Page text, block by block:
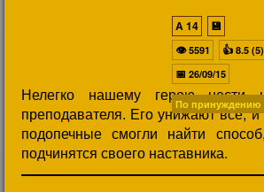
Нелегко нашему герою нести
преподавателя. Его унижают все,
подопечные смогли найти
подчинятся своего наставника.
A14
💾
👁5591 👍 8.5 (5)
📅 26/09/15
По принуждению